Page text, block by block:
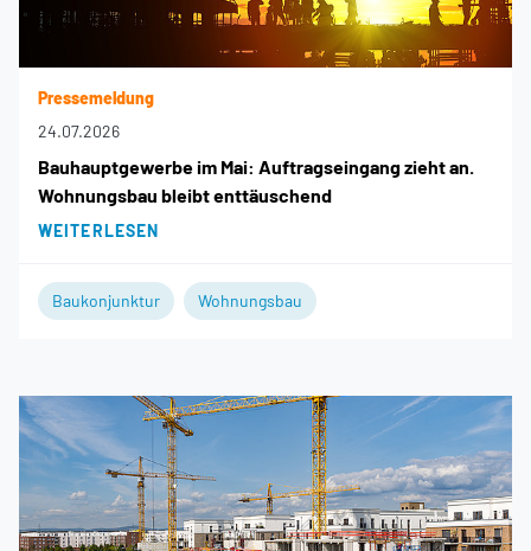
Pressemeldung
24.07.2026
Bauhauptgewerbe im Mai: Auftragseingang zieht an.
Wohnungsbau bleibt enttäuschend
WEITERLESEN
Baukonjunktur Wohnungsbau